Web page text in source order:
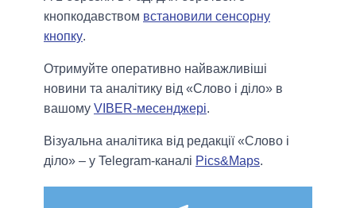
кнопкодавством встановили сенсорну
кнопку.
Отримуйте оперативно найважливіші
новини та аналітику від «Слово і діло» в
вашому VIBER-месенджері.
Візуальна аналітика від редакції «Слово і
діло» – у Telegram-каналі Pics&Maps.